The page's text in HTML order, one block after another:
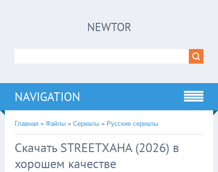
NEWTOR
NAVIGATION
Главная » Файлы » Сериалы » Русские сериалы
Скачать STREETХАНА (2026) в
хорошем качестве
!!!Если Вы с телефона сперва нажмите на